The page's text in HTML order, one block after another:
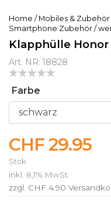
Home / Mobiles & Zubehör
Smartphone Zubehör /
Klapphülle Honor
Art. NR: 18828
Farbe
CHF 29.95
Stck
inkl. 8,1% MwSt.
zzgl. CHF 4.90